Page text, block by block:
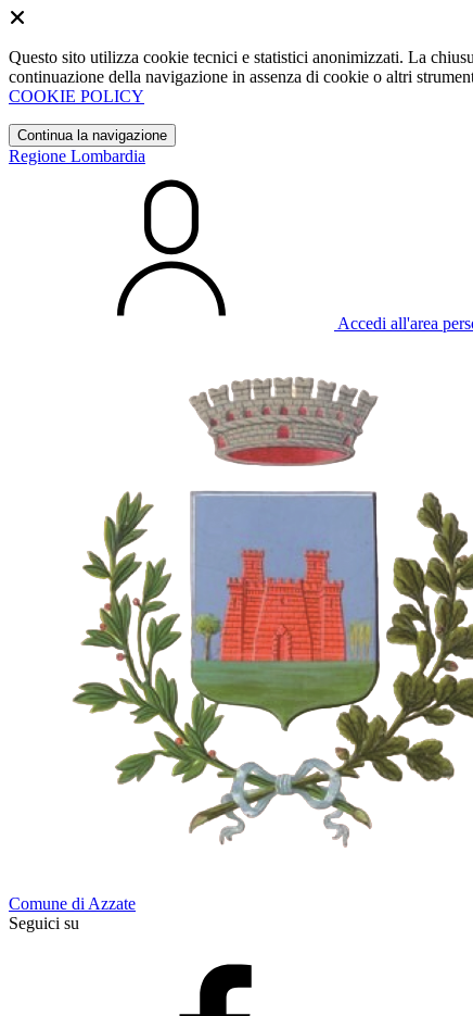
Questo sito utilizza cookie tecnici e statistici anonimizzati. La
continuazione della navigazione in assenza di cookie o altri
COOKIE POLICY
Continua la navigazione
Regione Lombardia
Accedi all'area
Comune di Azzate
Seguici su